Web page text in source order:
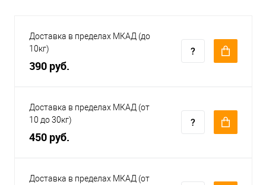
Доставка в пределах МКАД (до
10кг)
390 руб.
Доставка в пределах МКАД (от
10 до 30кг)
450 руб.
Доставка в пределах МКАД (от